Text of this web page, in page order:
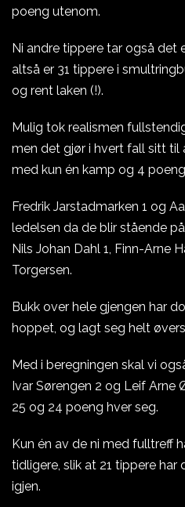
poeng utenom.
Ni andre tippere tar også det
altså er 31 tippere i
og rent laken (!).
Mulig tok realismen
men det gjør i hvert fall sitt til
med kun én kamp og 4
Fredrik Jarstadmarken 1 og
ledelsen da de blir stående
Nils Johan Dahl 1, Finn-Arne
Torgersen.
Bukk over hele gjengen har
hoppet, og lagt seg helt
Med i beregningen skal vi
Ivar Sørengen 2 og Leif Arne
25 og 24 poeng hver seg.
Kun én av de ni med fulltreff
tidligere, slik at 21 tippere
igjen.